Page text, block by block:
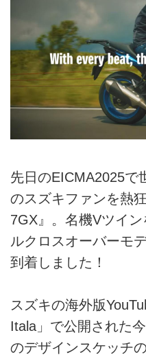
先日のEICMA2025で
のスズキファンを熱
7GX』。名機Vツイ
ルクロスオーバーモ
到着しました！
スズキの海外版
Itala」で公開された
のデザインスケッチ